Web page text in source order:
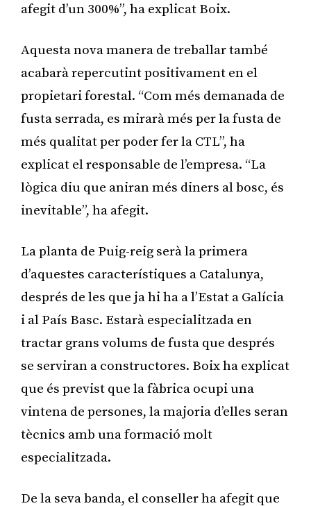
afegit d’un 300%”, ha explicat Boix.
Aquesta nova manera de treballar també
acabarà repercutint positivament en el
propietari forestal. “Com més demanada de
fusta serrada, es mirarà més per la fusta de
més qualitat per poder fer la CTL”, ha
explicat el responsable de l’empresa. “La
lògica diu que aniran més diners al bosc, és
inevitable”, ha afegit.
La planta de Puig-reig serà la primera
d’aquestes característiques a Catalunya,
després de les que ja hi ha a l’Estat a Galícia
i al País Basc. Estarà especialitzada en
tractar grans volums de fusta que després
se serviran a constructores. Boix ha explicat
que és previst que la fàbrica ocupi una
vintena de persones, la majoria d’elles seran
tècnics amb una formació molt
especialitzada.
De la seva banda, el conseller ha afegit que